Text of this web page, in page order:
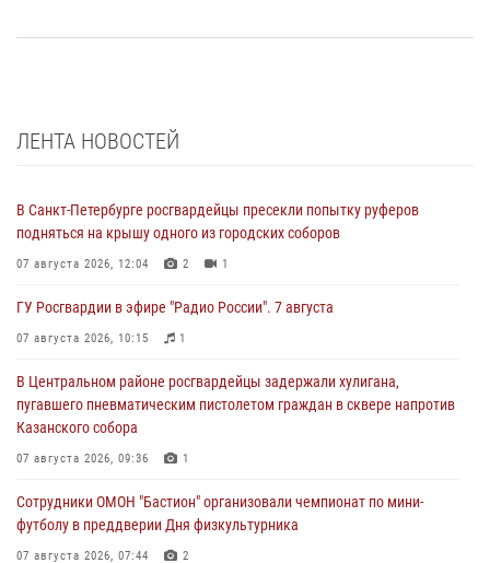
ЛЕНТА НОВОСТЕЙ
В Санкт-Петербурге росгвардейцы пресекли попытку руферов
подняться на крышу одного из городских соборов
07 августа 2026, 12:04 2 1
ГУ Росгвардии в эфире "Радио России". 7 августа
07 августа 2026, 10:15 1
В Центральном районе росгвардейцы задержали хулигана,
пугавшего пневматическим пистолетом граждан в сквере напротив
Казанского собора
07 августа 2026, 09:36 1
Сотрудники ОМОН "Бастион" организовали чемпионат по мини-
футболу в преддверии Дня физкультурника
07 августа 2026, 07:44 2